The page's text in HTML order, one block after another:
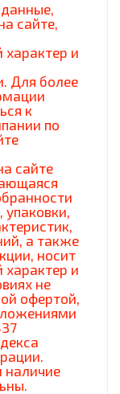
сайте,
и
Для более
к
по
сайте
упаковки,
а также
носит
и
не
офертой,
наличие